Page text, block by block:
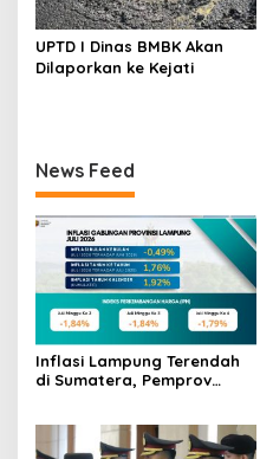
UPTD I Dinas BMBK Akan
Dilaporkan ke Kejati
News Feed
Inflasi Lampung Terendah
di Sumatera, Pemprov